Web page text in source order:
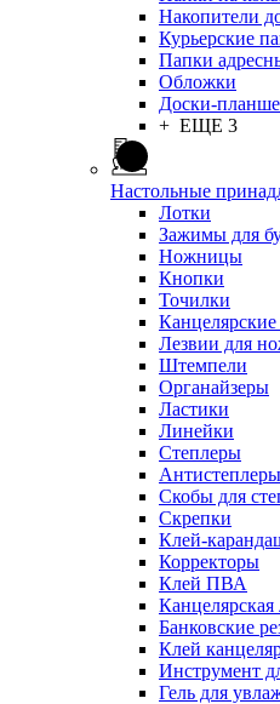
Накопители
Курьерские
Папки
Обложки
Доски-
+ ЕЩЕ 3
Настольные
Лотки
Зажимы для
Ножницы
Кнопки
Точилки
Лезвии для
Штемпели
Органайзеры
Ластики
Линейки
Степлеры
Антистеплеры
Скобы для
Скрепки
Клей-
Корректоры
Клей ПВА
Канцелярская
Банковские
Клей
Инструмент
Гель для